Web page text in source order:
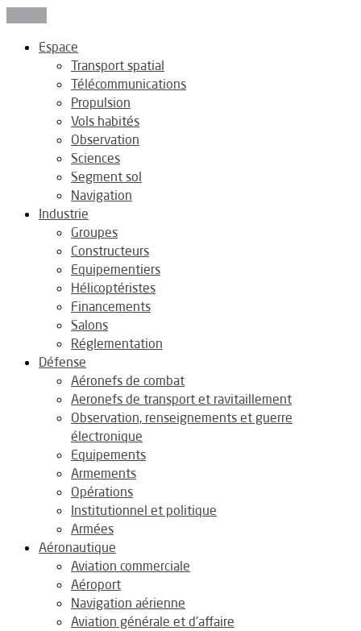
Espace
Transport spatial
Télécommunications
Propulsion
Vols habités
Observation
Sciences
Segment sol
Navigation
Industrie
Groupes
Constructeurs
Equipementiers
Hélicoptéristes
Financements
Salons
Réglementation
Défense
Aéronefs de combat
Aeronefs de transport et ravitaillement
Observation, renseignements et guerre
électronique
Equipements
Armements
Opérations
Institutionnel et politique
Armées
Aéronautique
Aviation commerciale
Aéroport
Navigation aérienne
Aviation générale et d’affaire